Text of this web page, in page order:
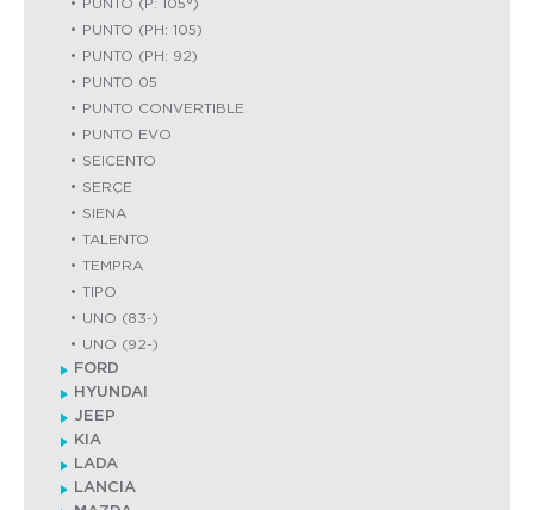
PUNTO (P: 105°)
PUNTO (PH: 105)
PUNTO (PH: 92)
PUNTO 05
PUNTO CONVERTIBLE
PUNTO EVO
SEICENTO
SERÇE
SIENA
TALENTO
TEMPRA
TIPO
UNO (83-)
UNO (92-)
FORD
HYUNDAI
JEEP
KIA
LADA
LANCIA